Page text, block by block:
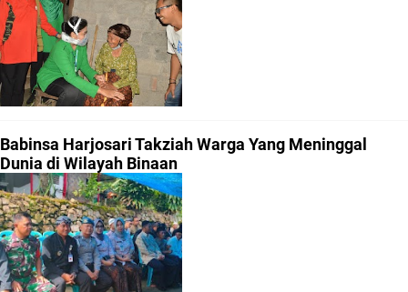
Babinsa Harjosari Takziah Warga Yang Meninggal
Dunia di Wilayah Binaan